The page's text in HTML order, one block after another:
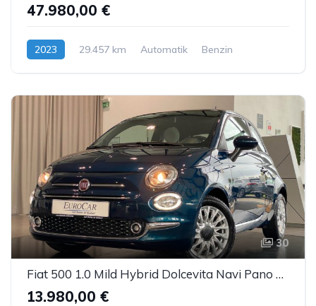
47.980,00 €
2023 29.457 km Automatik Benzin
30
Fiat 500 1.0 Mild Hybrid Dolcevita Navi Pano DAB PDC
13.980,00 €